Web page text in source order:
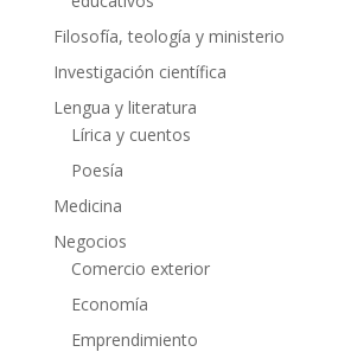
Filosofía, teología y ministerio
Investigación científica
Lengua y literatura
Lírica y cuentos
Poesía
Medicina
Negocios
Comercio exterior
Economía
Emprendimiento